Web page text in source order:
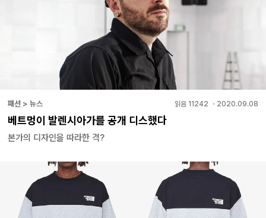
패션 > 뉴스 읽음 11242 ・ 2020.09.08
베트멍이 발렌시아가를 공개 디스했다
본가의 디자인을 따라한 격?